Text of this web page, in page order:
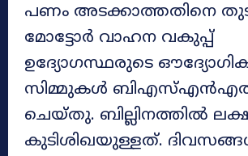
പണം അടക്കാത്തതിനെ
മോട്ടോർ വാഹന വകുപ്പ്
ഉദ്യോഗസ്ഥരുടെ
സിമ്മുകള്‍ ബിഎസ്എന്‍എല്‍
ചെയ്തു. ബില്ലിനത്തിൽ
കുടിശിഖയുള്ളത്.